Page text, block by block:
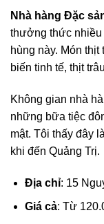
Nhà hàng Đặc
thưởng thức nhiều
hùng này. Món
biến tinh tế, thịt
Không gian nhà
những bữa tiệc
mật. Tôi thấy đây
khi đến Quảng Trị.
Địa chỉ: 15
Giá cả: Từ